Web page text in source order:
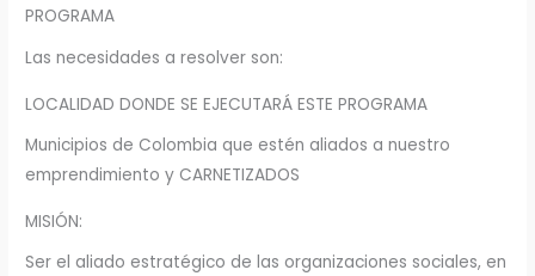
PROGRAMA
Las necesidades a resolver son:
LOCALIDAD DONDE SE EJECUTARÁ ESTE PROGRAMA
Municipios de Colombia que estén aliados a nuestro
emprendimiento y CARNETIZADOS
MISIÓN:
Ser el aliado estratégico de las organizaciones sociales, en